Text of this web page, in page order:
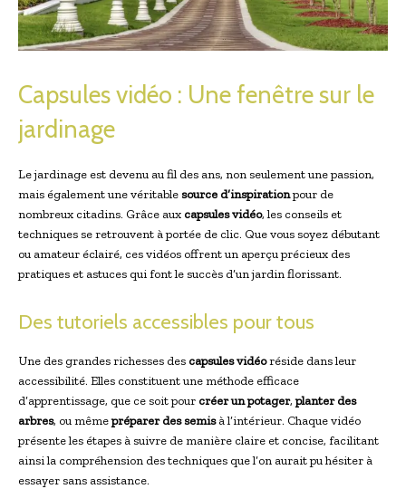
Capsules vidéo : Une fenêtre sur le
jardinage
Le jardinage est devenu au fil des ans, non seulement une passion,
mais également une véritablesource d’inspirationpour de
nombreux citadins. Grâce aux capsules vidéo, les conseils et
techniques se retrouvent à portée de clic. Que vous soyez débutant
ou amateur éclairé, ces vidéos offrent un aperçu précieux des
pratiques et astuces qui font le succès d’un jardin florissant.
Des tutoriels accessibles pour tous
Une des grandes richesses des capsules vidéoréside dans leur
accessibilité. Elles constituent une méthode efficace
d’apprentissage, que ce soit pour créer un potager,planter des
arbres, ou mêmepréparer des semisà l’intérieur. Chaque vidéo
présente les étapes à suivre de manière claire et concise, facilitant
ainsi la compréhension des techniques que l’on aurait pu hésiter à
essayer sans assistance.